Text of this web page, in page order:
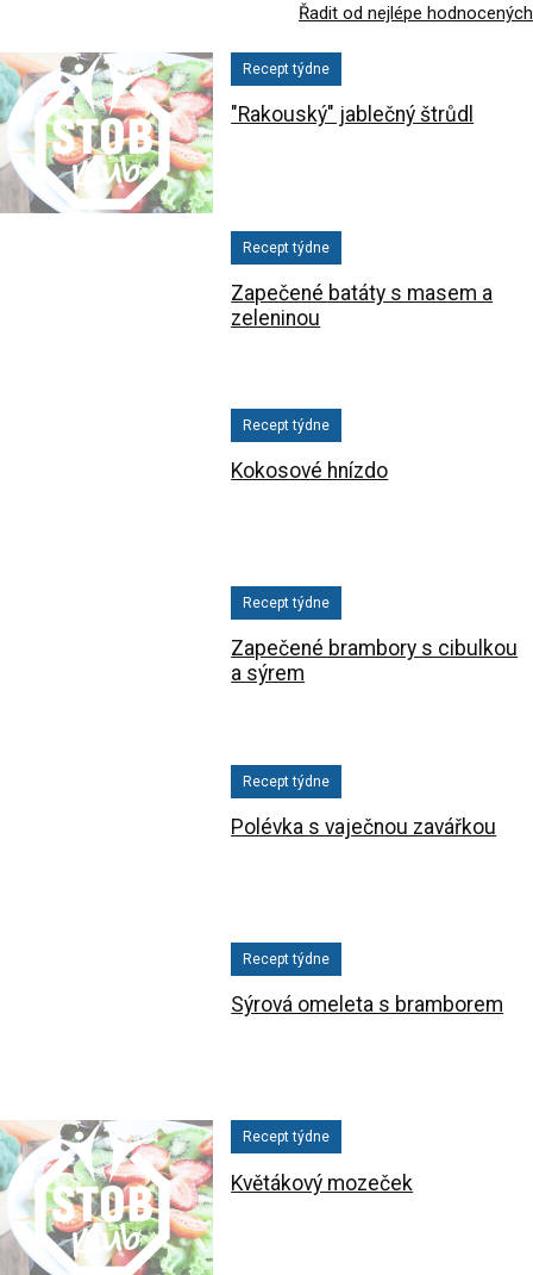
Řadit od nejlépe hodnocených
Recept týdne
"Rakouský" jablečný štrůdl
Recept týdne
Zapečené batáty s masem a
zeleninou
Recept týdne
Kokosové hnízdo
Recept týdne
Zapečené brambory s cibulkou
a sýrem
Recept týdne
Polévka s vaječnou zavářkou
Recept týdne
Sýrová omeleta s bramborem
Recept týdne
Květákový mozeček